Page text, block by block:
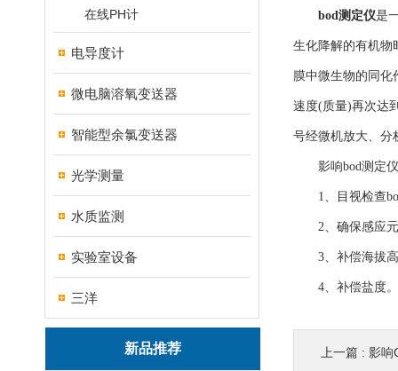
在线PH计
电导度计
微电脑溶氧变送器
智能型余氯变送器
光学测量
水质监测
实验室设备
三洋
新品推荐
bod测定仪是
生化降解的有机物
膜中微生物的同化
速度(质量)再次达
号经微机放大、分
影响bod测定仪
1、目视检查bod
2、确保感应元
3、补偿海拔高
4、补偿盐度。
上一篇 : 影响